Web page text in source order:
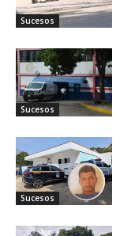
Sucesos
Sucesos
Sucesos